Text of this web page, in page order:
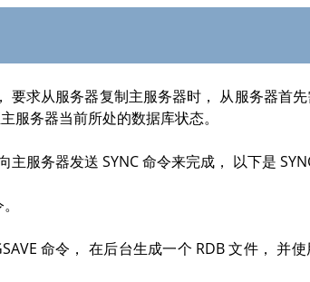
要求从服务器复制主服务器时， 从服务器首先
服务器当前所处的数据库状态。
主服务器发送 SYNC命令来完成， 以下是
命令， 在后台生成一个 RDB 文件， 并